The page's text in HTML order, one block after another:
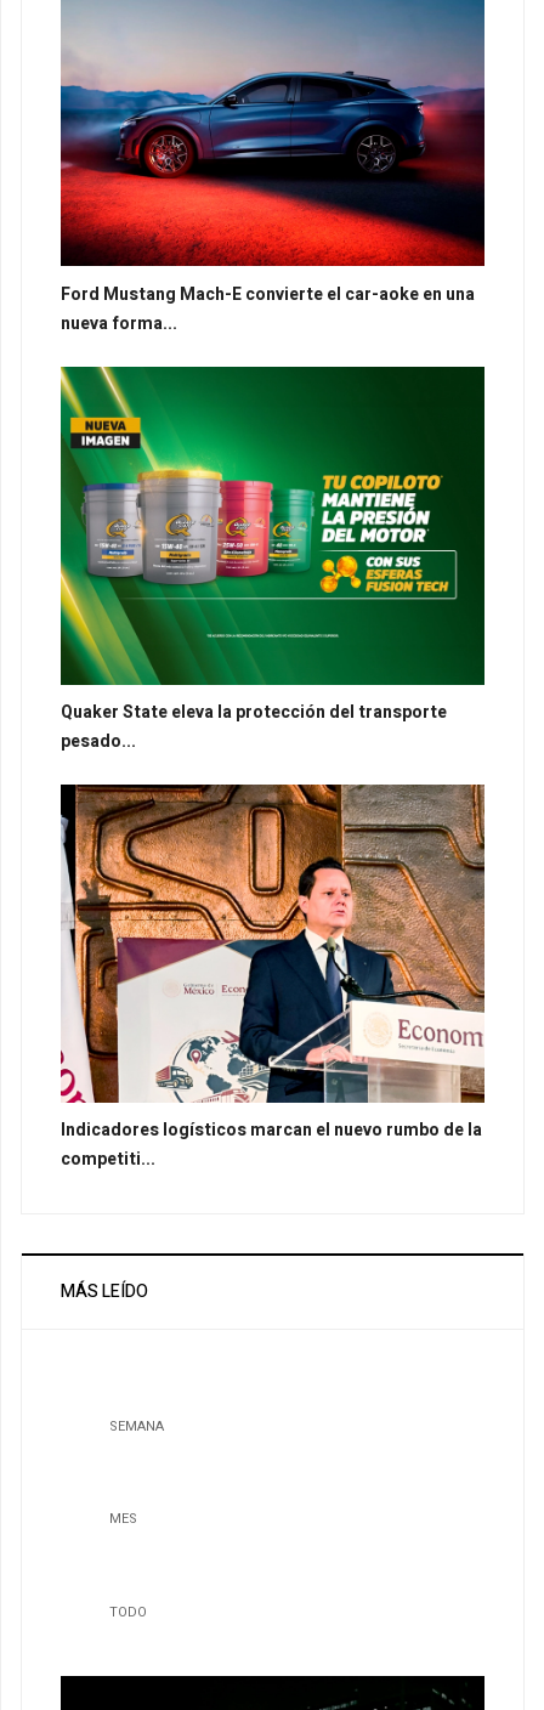
Ford Mustang Mach-E convierte el car-aoke en una
nueva forma...
Quaker State eleva la protección del transporte
pesado...
Indicadores logísticos marcan el nuevo rumbo de la
competiti...
MÁS LEÍDO
SEMANA
MES
TODO